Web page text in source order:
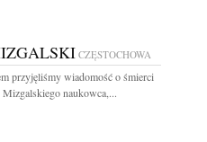
CZĘSTOCHOWA
przyjęliśmy wiadomość o śmierci
Mizgalskiego naukowca,...